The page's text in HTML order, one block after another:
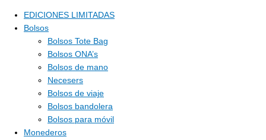
EDICIONES LIMITADAS
Bolsos
Bolsos Tote Bag
Bolsos ONA’s
Bolsos de mano
Necesers
Bolsos de viaje
Bolsos bandolera
Bolsos para móvil
Monederos